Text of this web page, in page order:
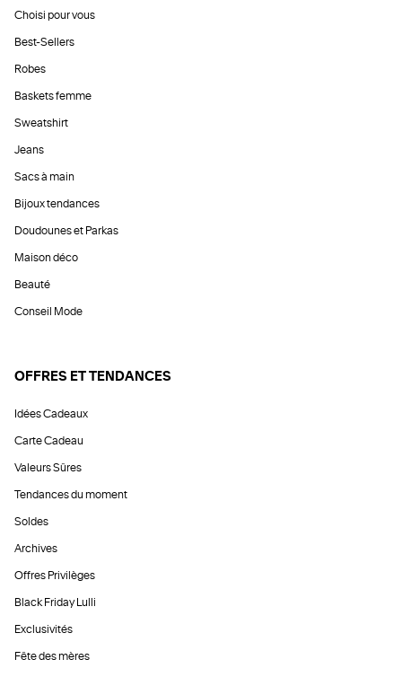
Choisi pour vous
Best-Sellers
Robes
Baskets femme
Sweatshirt
Jeans
Sacs à main
Bijoux tendances
Doudounes et Parkas
Maison déco
Beauté
Conseil Mode
OFFRES ET TENDANCES
Idées Cadeaux
Carte Cadeau
Valeurs Sûres
Tendances du moment
Soldes
Archives
Offres Privilèges
Black Friday Lulli
Exclusivités
Fête des mères